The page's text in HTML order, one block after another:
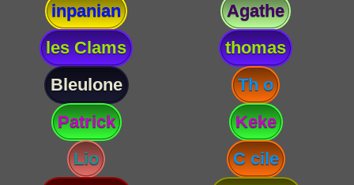
inpanian
Agathe
les Clams
thomas
Bleulone
Th o
Patrick
Keke
Lio
C cile